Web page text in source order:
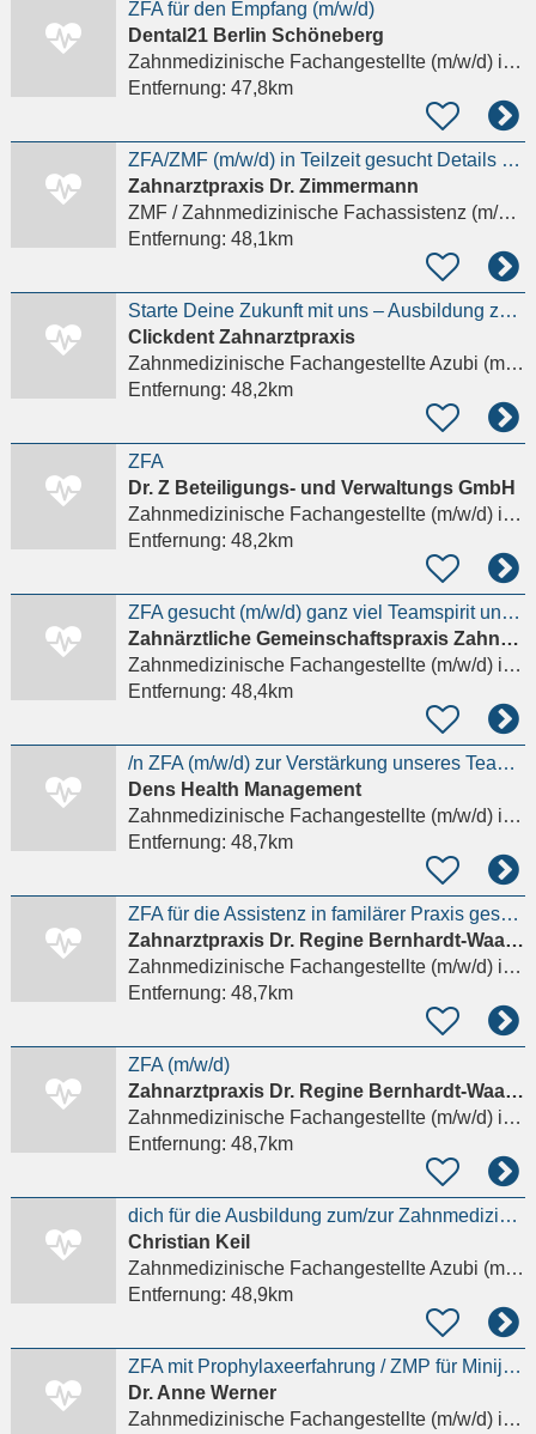
ZFA für den Empfang (m/w/d)
Dental21 Berlin Schöneberg
Zahnmedizinische Fachangestellte (m/w/d)in Berlin, Schöneberg
Entfernung: 47,8km
ZFA/ZMF (m/w/d) in Teilzeit gesucht Details anzeigen
Zahnarztpraxis Dr. Zimmermann
ZMF / Zahnmedizinische Fachassistenz (m/w/d)
Entfernung: 48,1km
Starte Deine Zukunft mit uns – Ausbildung zur ZFA (m/w/d) Details anzeigen
Clickdent Zahnarztpraxis
Zahnmedizinische Fachangestellte Azubi (m/w/d)
Entfernung: 48,2km
ZFA
Dr. Z Beteiligungs- und Verwaltungs GmbH
Zahnmedizinische Fachangestellte (m/w/d)in Berlin
Entfernung: 48,2km
ZFA gesucht (m/w/d) ganz viel Teamspirit und Wertschätzung hier wirst du gesehen Details anzeigen
Zahnärztliche Gemeinschaftspraxis Zahnärztin Maria Tsiatsi und Dr. med. dent. Uwe Leuschner
Zahnmedizinische Fachangestellte (m/w/d)in Berlin
Entfernung: 48,4km
/n ZFA (m/w/d) zur Verstärkung unseres Teams Details anzeigen
Dens Health Management
Zahnmedizinische Fachangestellte (m/w/d)in Berlin
Entfernung: 48,7km
ZFA für die Assistenz in familärer Praxis gesucht Details anzeigen
Zahnarztpraxis Dr. Regine Bernhardt-Waage und Dr. Caroline Czerwinski
Zahnmedizinische Fachangestellte (m/w/d)in Berlin
Entfernung: 48,7km
ZFA (m/w/d)
Zahnarztpraxis Dr. Regine Bernhardt-Waage und Dr. Caroline Czerwinski
Zahnmedizinische Fachangestellte (m/w/d)in Berlin
Entfernung: 48,7km
dich für die Ausbildung zum/zur Zahnmedizinischen Fachangestellten (m/w/d)
Christian Keil
Zahnmedizinische Fachangestellte Azubi (m/w/d)
Entfernung: 48,9km
ZFA mit Prophylaxeerfahrung / ZMP für Minijob oder Teilzeit Details anzeigen
Dr. Anne Werner
Zahnmedizinische Fachangestellte (m/w/d)in Berlin